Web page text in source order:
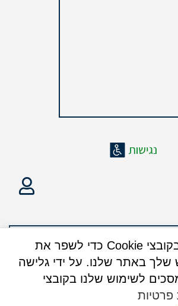
אנו משתמשים בקובצי Cookie כדי לשפר את
שלך באתר שלנו. על ידי גלישה
לשימוש שלנו בקובצי
פרטיות